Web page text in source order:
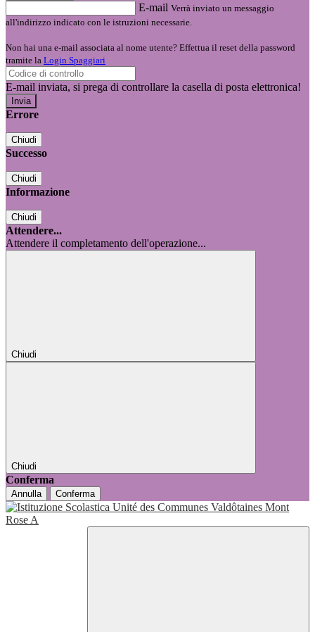
E-mail Verrà inviato un messaggio
all'indirizzo indicato con le istruzioni necessarie.
Non hai una e-mail associata al nome utente? Effettua il reset della password
tramite la Login Spaggiari
E-mail inviata, si prega di controllare la casella di posta elettronica!
Errore
Chiudi
Successo
Chiudi
Informazione
Chiudi
Attendere...
Attendere il completamento dell'operazione...
Chiudi
Chiudi
Conferma
Annulla Conferma